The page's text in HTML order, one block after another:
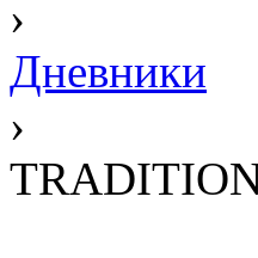
›
Дневники
›